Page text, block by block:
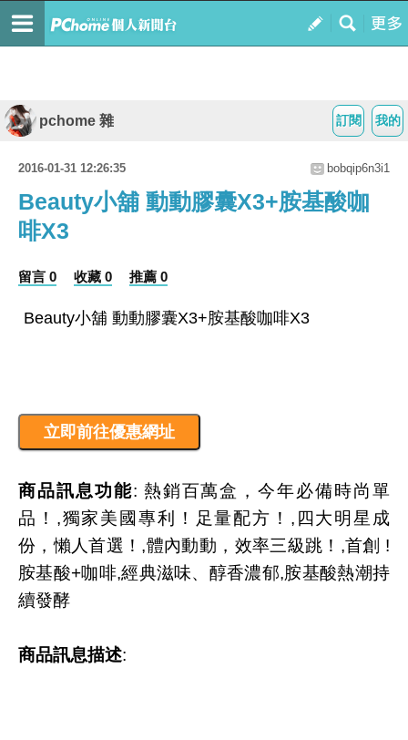
我的
訂閱
pchome 雜
2016-01-31 12:26:35 bobqip6n3i1
Beauty小舖 動動膠囊X3+胺基酸咖
啡X3
留言 0 收藏 0 推薦 0
商品訊息功能: 熱銷百萬盒，今年必備時尚單
品！,獨家美國專利！足量配方！,四大明星成
份，懶人首選！,體內動動，效率三級跳！,首創 !
胺基酸+咖啡,經典滋味、醇香濃郁,胺基酸熱潮持
續發酵
商品訊息描述: